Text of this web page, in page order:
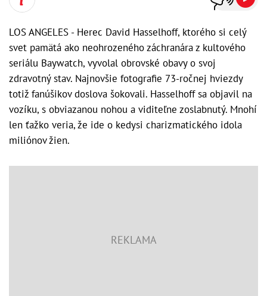
LOS ANGELES - Herec David Hasselhoff, ktorého si celý
svet pamätá ako neohrozeného záchranára z kultového
seriálu Baywatch, vyvolal obrovské obavy o svoj
zdravotný stav. Najnovšie fotografie 73-ročnej hviezdy
totiž fanúšikov doslova šokovali. Hasselhoff sa objavil na
vozíku, s obviazanou nohou a viditeľne zoslabnutý. Mnohí
len ťažko veria, že ide o kedysi charizmatického idola
miliónov žien.